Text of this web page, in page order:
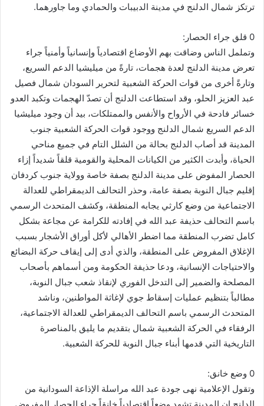
ترتكز شمال الدلنج في مدينة الدبيبات والحمادي وما جاورهما.
0 قلق جراء الحصار:
وتململ الناس وضاقت بهم الأوضاع اقتصادياً وإنسانياً وأمنياً جراء
تعرض مدينة الدلنج لعدة هجمات، تارةً من ميليشيا الدعم السريع،
وتارةً أخرى من قوات الحركة الشعبية لتحرير السودان شمال فصيل
عبد العزيز الحلو، وقد استطاعت الدلنج أن تصدّ الهجمات وتكبد العدو
خسائر فادحة في الأرواح والأنفس والممتلكات، بيد أن وجود ميليشيا
الدعم السريع شمال الدلنج ووجود قوات الحركة الشعبية جنوب
المدينة قد أصاب الدلنج بحالة من الشلل التام في جميع مناحي
الحياة، وأبدت الكثير من الكيانات المحلية والقومية قلقاً شديداً إزاء
الحصار المفوض على مدينة الدلنج بصفة خاصة وولاية جنوب كردفان
إقليم جبال النوبة بصفة عامة، وحذر التحالف الديمقراطي للعدالة
الاجتماعية من وضع كارثي يجابه المنطقة، وكشف المتحدث الرسمي
باسم التحالف حذيفة عبد الله في إفادته للكرامة عن مجاعة بشكل
كامل تضرب المنطقة مما اضطر الأهالي لأكل أوراق الأشجار بسبب
الإغلاق المفروض على المنطقة، والذي أدى إلى إيقاف حركة البضائع
والاحتياجات الإنسانية، ودعا حذيفة الحكومة ومن أسماهم بأصحاب
المصلحة والضمير إلى التدخل الفوري لإنقاذ شعب جبال النوبة،
مطالباً بتنظيم عمليات إسقاط جوي لإغاثة المواطنين، وناشد
المتحدث الرسمي باسم التحالف الديمقراطي للعدالة الاجتماعية،
الرفقاء في الحركة الشعبية شمال بتقديم ما يليق بالمناصرة
التاريخية التي قدمها أبناء جبال النوبة للحركة الشعبية.
0 وضع خانق:
وتقول الإعلامية نهى جودة عبد الله مراسلة الإذاعة السودانية من